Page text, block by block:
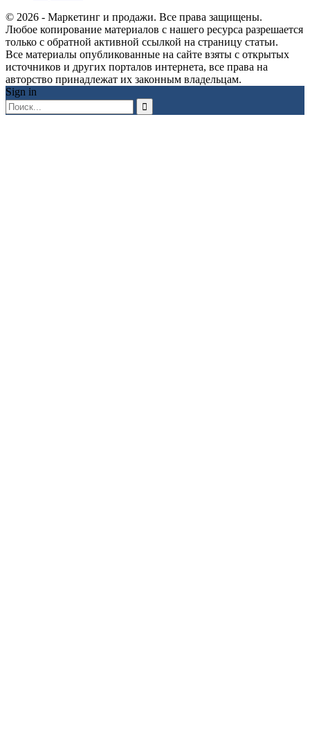
© 2026 - Маркетинг и продажи. Все права защищены.
Любое копирование материалов с нашего ресурса разрешается
только с обратной активной ссылкой на страницу статьи.
Все материалы опубликованные на сайте взяты с открытых
источников и других порталов интернета, все права на
авторство принадлежат их законным владельцам.
Sign in